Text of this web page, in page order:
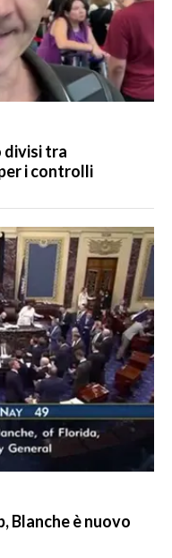
divisi tra
i controlli
Blanche è nuovo